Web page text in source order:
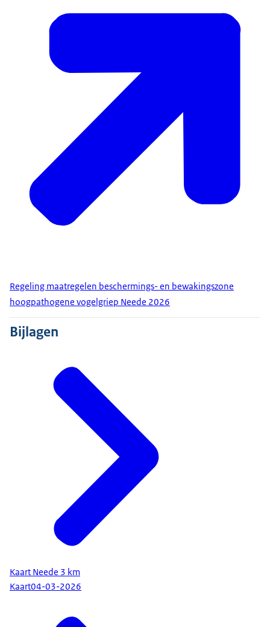
Regeling maatregelen beschermings- en bewakingszone
hoogpathogene vogelgriep Neede 2026
Bijlagen
Kaart Neede 3 km
Kaart04-03-2026